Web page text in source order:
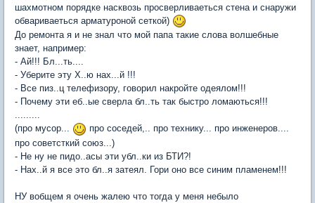
шахмотном порядке насквозь просверливаеться стена и снаружи
обвариваеться арматуроной сеткой)
До ремонта я и не знал что мой папа такие слова волшебные
знает, например:
- Ай!!! Бл...ть....
- Уберите эту Х..ю нах...й !!!
- Все пиз..ц телефизору, говорил накройте одеялом!!!
- Почему эти еб..ые сверла бл..ть так быстро ломаються!!!
.........
(про мусор...
про соседей,.. про технику... про инженеров....
про советсткий союз...)
- Не ну не пидо..асы эти убл..ки из БТИ?!
- Нах..й я все это бл..я затеял. Гори оно все синим пламенем!!!
НУ вобщем я очень жалею что тогда у меня небыло